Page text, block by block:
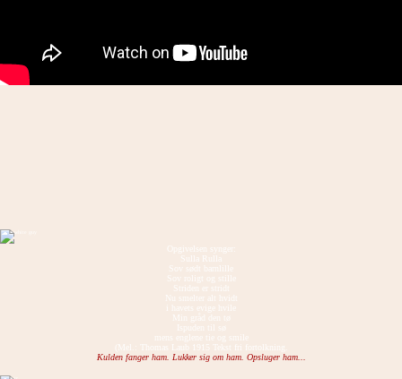
Opgivelsen synger:
Sulla Rulla
Sov sødt barnlille
Sov roligt og stille
Striden er stridt
Nu smelter alt hvidt
i havets evige hvile
Min gråd den tø
Ispuden til sø
mens englene tie og smile
(Mel.: Thomas Laub 1915 Tekst fri fortolkning.
Kulden fanger ham. Lukker sig om ham. Opsluger ham...